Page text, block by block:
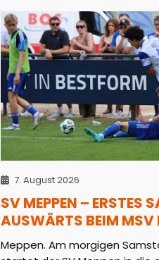
7. August 2026
SV MEPPEN – ERSTES
AUSWÄRTS BEIM MSV
Meppen. Am morgigen